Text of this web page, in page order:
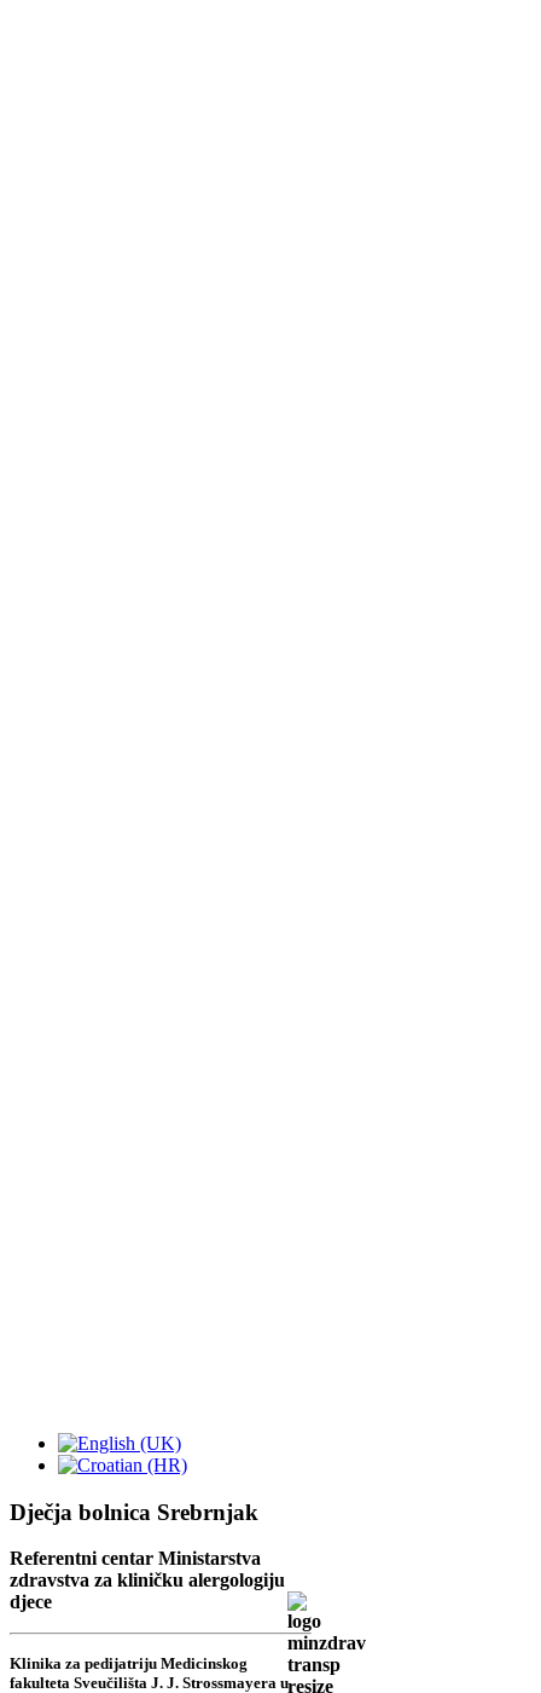
Dječja bolnica Srebrnjak
Referentni centar Ministarstva
zdravstva za kliničku alergologiju
djece
Klinika za pedijatriju Medicinskog
fakulteta Sveučilišta J. J. Strossmayera u